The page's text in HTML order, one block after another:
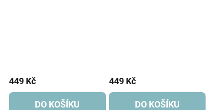
449 Kč
DO KOŠÍKU
449 Kč
DO KOŠÍKU